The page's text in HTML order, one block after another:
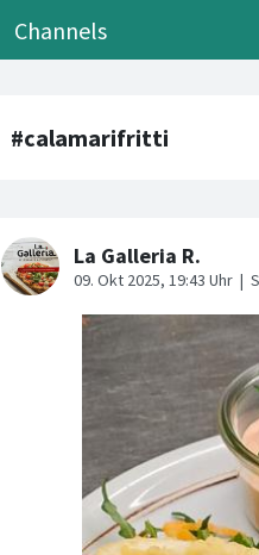
Channels
#calamarifritti